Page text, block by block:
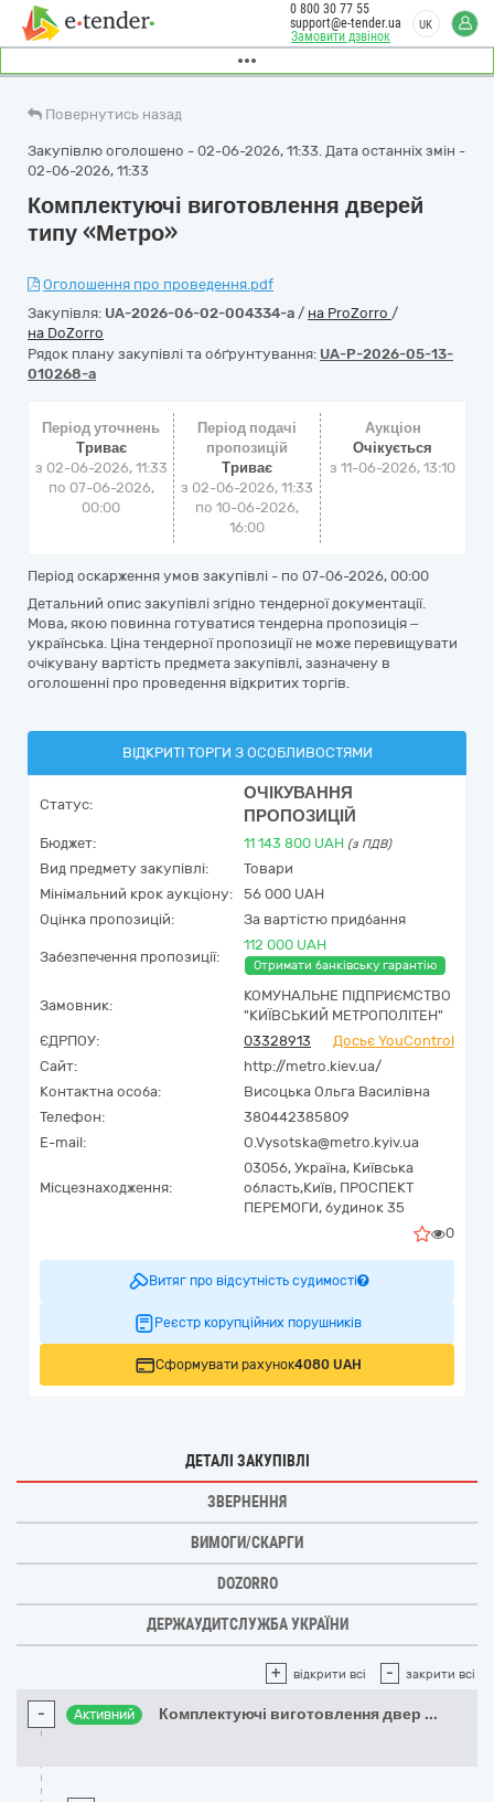
Замовити дзвінок
0 800 30 77 55
support@e-tender.ua
UK
Повернутись назад
Закупівлю оголошено - 02-06-2026, 11:33. Дата останніх змін -
02-06-2026, 11:33
Комплектуючі виготовлення дверей
типу «Метро»
Оголошення про проведення.pdf
Закупівля: UA-2026-06-02-004334-a / на ProZorro /
на DoZorro
Рядок плану закупівлі та обґрунтування: UA-P-2026-05-13-
010268-a
Період уточнень
Триває
з 02-06-2026, 11:33
по 07-06-2026,
00:00
Період подачі
пропозицій
Триває
з 02-06-2026, 11:33
по 10-06-2026,
16:00
Аукціон
Очікується
з11-06-2026, 13:10
Період оскарження умов закупівлі - по 07-06-2026, 00:00
Детальний опис закупівлі згідно тендерної документації.
Мова, якою повинна готуватися тендерна пропозиція –
українська. Ціна тендерної пропозиції не може перевищувати
очікувану вартість предмета закупівлі, зазначену в
оголошенні про проведення відкритих торгів.
ВІДКРИТІ ТОРГИ З ОСОБЛИВОСТЯМИ
Статус:
ОЧІКУВАННЯ
ПРОПОЗИЦІЙ
Бюджет: 11 143 800 UAH (з ПДВ)
Вид предмету закупівлі:
Товари
Мінімальний крок аукціону:
56 000 UAH
Оцінка пропозицій:
За вартістю придбання
Забезпечення пропозиції:
112 000 UAH
Отримати банківську гарантію
Замовник:
КОМУНАЛЬНЕ ПІДПРИЄМСТВО
"КИЇВСЬКИЙ МЕТРОПОЛІТЕН"
ЄДРПОУ:
03328913
Досьє YouControl
Сайт:
http://metro.kiev.ua/
Контактна особа:
Висоцька Ольга Василівна
Телефон:
380442385809
E-mail:
O.Vysotska@metro.kyiv.ua
Місцезнаходження:
03056, Україна, Київська
область,Київ, ПРОСПЕКТ
ПЕРЕМОГИ, будинок 35
0
Витяг про відсутність судимості
Реєстр корупційних порушників
Сформувати рахунок4080 UAH
ДЕТАЛІ ЗАКУПІВЛІ
ЗВЕРНЕННЯ
ВИМОГИ/СКАРГИ
DOZORRO
ДЕРЖАУДИТСЛУЖБА УКРАЇНИ
+ відкрити всі - закрити всі
- Активний Комплектуючі виготовлення двер ...